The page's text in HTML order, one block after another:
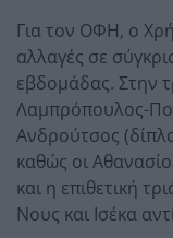
Για τον ΟΦΗ, ο
αλλαγές σε
εβδομάδας. Στην
Λαμπρόπουλος-
Ανδρούτσος
καθώς οι
και η επιθετική
Νους και Ισέκα